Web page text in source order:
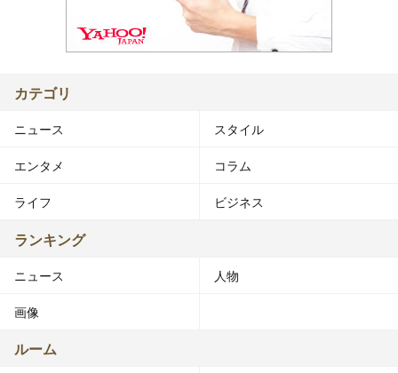
カテゴリ
ニュース スタイル
エンタメ コラム
ライフ ビジネス
ランキング
ニュース 人物
画像
ルーム